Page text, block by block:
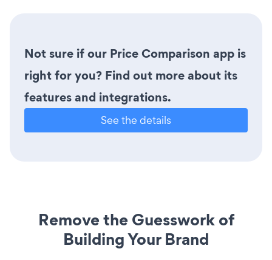
Not sure if our Price Comparison app is
right for you? Find out more about its
features and integrations.
See the details
Remove the Guesswork of
Building Your Brand